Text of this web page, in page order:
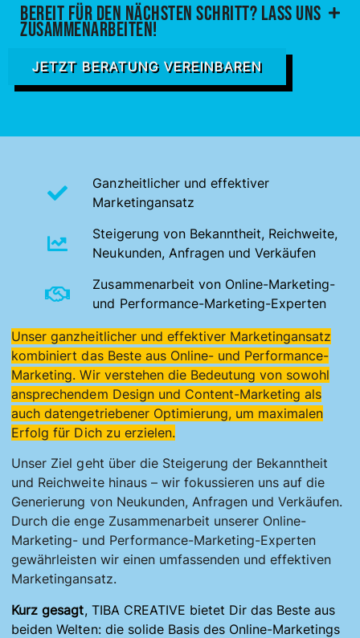
Bereit für den nächsten Schritt? Lass uns
zusammenarbeiten!
JETZT BERATUNG VEREINBAREN
Ganzheitlicher und effektiver
Marketingansatz
Steigerung von Bekanntheit, Reichweite,
Neukunden, Anfragen und Verkäufen
Zusammenarbeit von Online-Marketing-
und Performance-Marketing-Experten
Unser ganzheitlicher und effektiver Marketingansatz
kombiniert das Beste aus Online- und Performance-
Marketing. Wir verstehen die Bedeutung von sowohl
ansprechendem Design und Content-Marketing als
auch datengetriebener Optimierung, um maximalen
Erfolg für Dich zu erzielen.
Unser Ziel geht über die Steigerung der Bekanntheit
und Reichweite hinaus – wir fokussieren uns auf die
Generierung von Neukunden, Anfragen und Verkäufen.
Durch die enge Zusammenarbeit unserer Online-
Marketing- und Performance-Marketing-Experten
gewährleisten wir einen umfassenden und effektiven
Marketingansatz.
Kurz gesagt, TIBA CREATIVE bietet Dir das Beste aus
beiden Welten: die solide Basis des Online-Marketings